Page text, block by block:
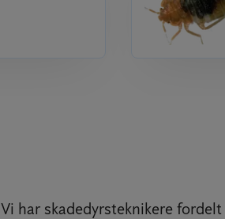
Vi har skadedyrsteknikere